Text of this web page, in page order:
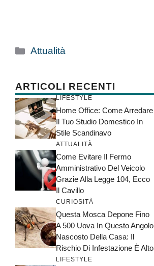
Categorie
Attualità
ARTICOLI RECENTI
LIFESTYLE
Home Office: Come Arredare
Il Tuo Studio Domestico In
Stile Scandinavo
ATTUALITÀ
Come Evitare Il Fermo
Amministrativo Del Veicolo
Grazie Alla Legge 104, Ecco
Il Cavillo
CURIOSITÀ
Questa Mosca Depone Fino
A 500 Uova In Questo Angolo
Nascosto Della Casa: Il
Rischio Di Infestazione È Alto
LIFESTYLE